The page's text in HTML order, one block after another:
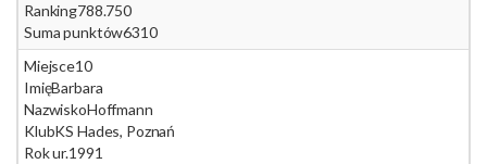
Ranking788.750
Suma punktów6310
Miejsce10
ImięBarbara
NazwiskoHoffmann
KlubKS Hades, Poznań
Rok ur.1991